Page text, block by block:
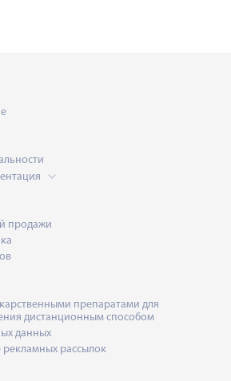
продажи
препаратами для
дистанционным способом
данных
рекламных рассылок